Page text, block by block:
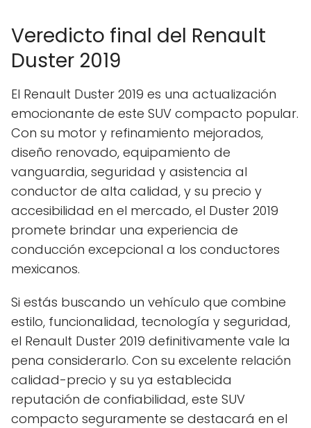
Veredicto final del Renault
Duster 2019
El Renault Duster 2019 es una actualización
emocionante de este SUV compacto popular.
Con su motor y refinamiento mejorados,
diseño renovado, equipamiento de
vanguardia, seguridad y asistencia al
conductor de alta calidad, y su precio y
accesibilidad en el mercado, el Duster 2019
promete brindar una experiencia de
conducción excepcional a los conductores
mexicanos.
Si estás buscando un vehículo que combine
estilo, funcionalidad, tecnología y seguridad,
el Renault Duster 2019 definitivamente vale la
pena considerarlo. Con su excelente relación
calidad-precio y su ya establecida
reputación de confiabilidad, este SUV
compacto seguramente se destacará en el